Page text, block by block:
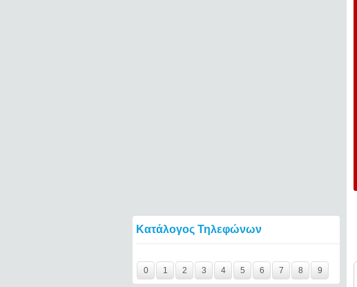
Κατάλογος Τηλεφώνων
0
1 2 3 4 5 6 7 8 9